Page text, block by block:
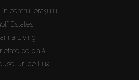
în centrul orașului
Estates
Living
pe plajă
uri de Lux